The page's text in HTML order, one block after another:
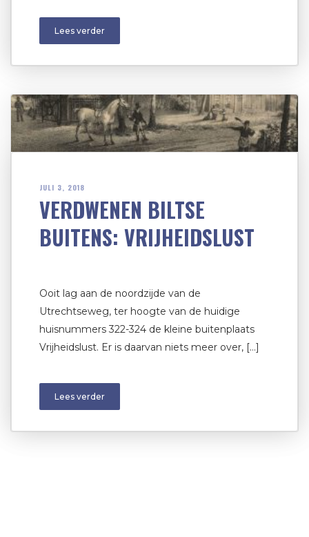
Lees verder
JULI 3, 2018
VERDWENEN BILTSE
BUITENS: VRIJHEIDSLUST
Ooit lag aan de noordzijde van de
Utrechtseweg, ter hoogte van de huidige
huisnummers 322-324 de kleine buitenplaats
Vrijheidslust. Er is daarvan niets meer over, […]
Lees verder